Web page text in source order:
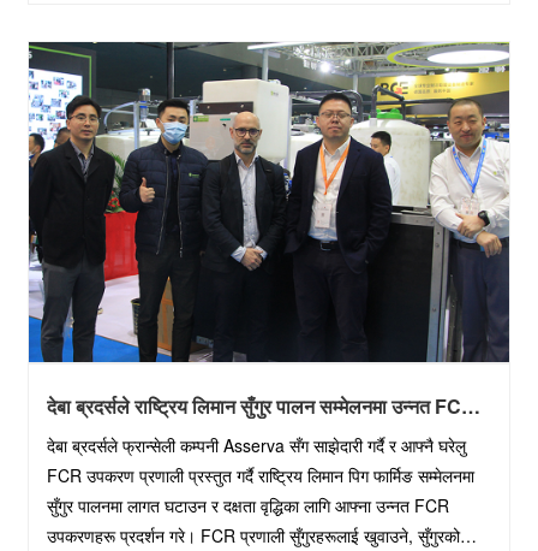
देबा ब्रदर्सले राष्ट्रिय लिमान सुँगुर पालन सम्मेलनमा उन्नत FCR
उपकरण प्रदर्शनी
देबा ब्रदर्सले फ्रान्सेली कम्पनी Asserva सँग साझेदारी गर्दै र आफ्नै घरेलु
FCR उपकरण प्रणाली प्रस्तुत गर्दै राष्ट्रिय लिमान पिग फार्मिङ सम्मेलनमा
सुँगुर पालनमा लागत घटाउन र दक्षता वृद्धिका लागि आफ्ना उन्नत FCR
उपकरणहरू प्रदर्शन गरे। FCR प्रणाली सुँगुरहरूलाई खुवाउने, सुँगुरको